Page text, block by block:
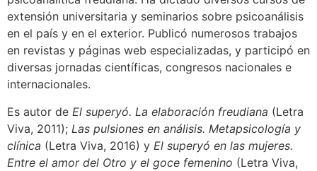
extensión universitaria y seminarios sobre psicoanálisis
en el país y en el exterior. Publicó numerosos trabajos
en revistas y páginas web especializadas, y participó en
diversas jornadas científicas, congresos nacionales e
internacionales.
Es autor de El superyó. La elaboración freudiana (Letra
Viva, 2011); Las pulsiones en análisis. Metapsicología y
clínica (Letra Viva, 2016) y El superyó en las mujeres.
Entre el amor del Otro y el goce femenino (Letra Viva,